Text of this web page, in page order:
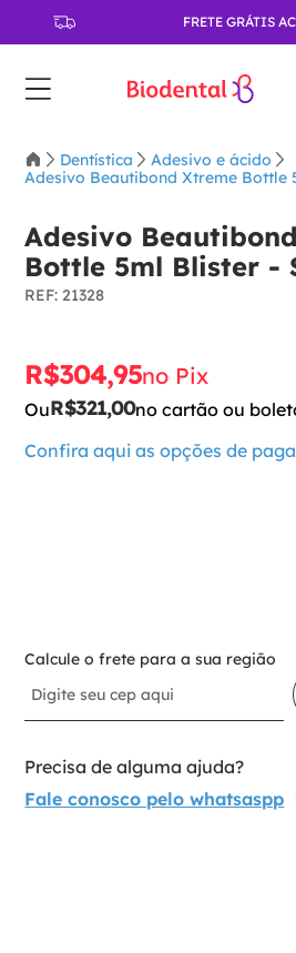
FRETE GRÁTIS
Dentística
Adesivo e ácido
Adesivo Beautibond Xtreme Bottle
Adesivo
Bottle 5ml Blister -
: 21328
R$304,95no Pix
OuR$321,00no cartão ou
Confira aqui as opções de
Calcule o frete para a sua região
Precisa de alguma ajuda?
Fale conosco pelo whatsaspp